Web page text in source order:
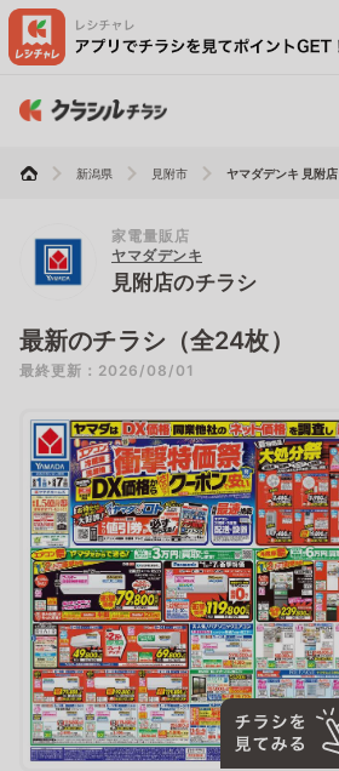
新潟県 見附市 ヤマダデンキ 見附店
家電量販店
ヤマダデンキ
見附店のチラシ
最新のチラシ（全24枚）
最終更新：2026/08/01